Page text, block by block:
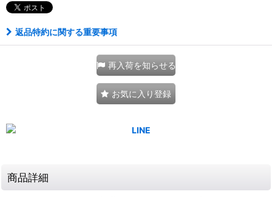
返品特約に関する重要事項
再入荷を知らせる
お気に入り登録
商品詳細